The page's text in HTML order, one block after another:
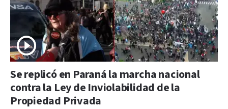
Se replicó en Paraná la marcha nacional
contra la Ley de Inviolabilidad de la
Propiedad Privada